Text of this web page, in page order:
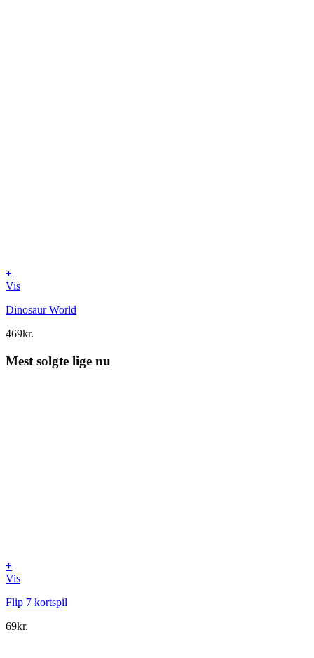
+
Vis
Dinosaur World
469kr.
Mest solgte lige nu
+
Vis
Flip 7 kortspil
69kr.